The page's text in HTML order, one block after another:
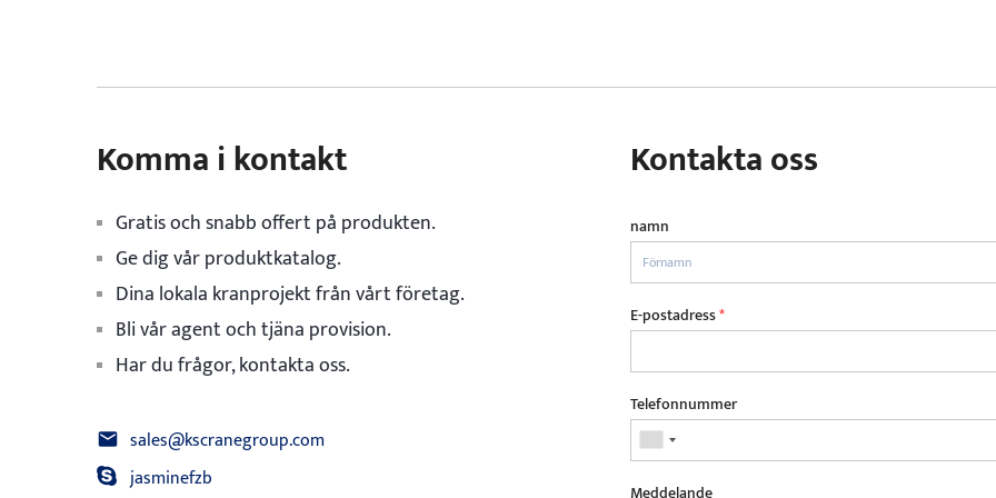
Komma i kontakt
Gratis och snabb offert på produkten.
Ge dig vår produktkatalog.
Dina lokala kranprojekt från vårt företag.
Bli vår agent och tjäna provision.
Har du frågor, kontakta oss.
sales@kscranegroup.com
jasminefzb
Kontakta oss
namn
E-postadress*
Telefonnummer
Meddelande